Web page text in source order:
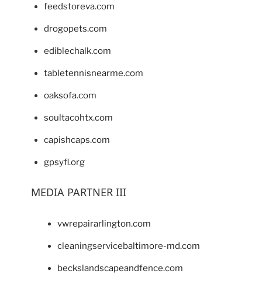
feedstoreva.com
drogopets.com
ediblechalk.com
tabletennisnearme.com
oaksofa.com
soultacohtx.com
capishcaps.com
gpsyfl.org
MEDIA PARTNER III
vwrepairarlington.com
cleaningservicebaltimore-md.com
beckslandscapeandfence.com